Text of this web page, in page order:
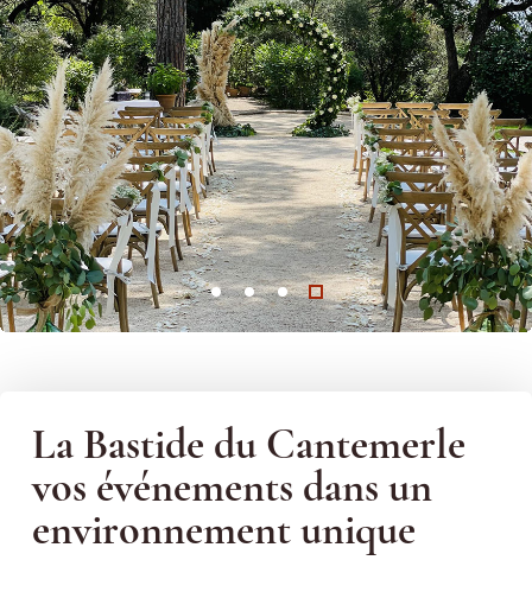
La Bastide du Cantemerle
vos événements dans un
environnement unique